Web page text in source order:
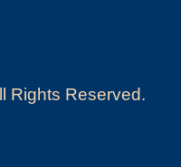
Rights Reserved.